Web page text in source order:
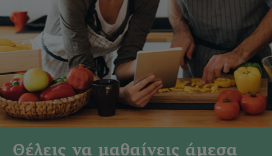
Θέλεις να μαθαίνεις άμεσα